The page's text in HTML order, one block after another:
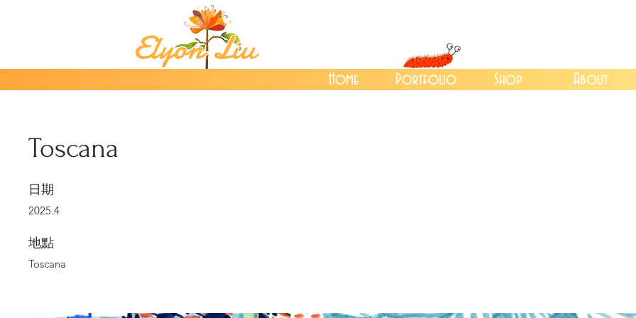
Elyon Liu
Home Portfolio Shop About
Toscana
日期
2025.4
地點
Toscana